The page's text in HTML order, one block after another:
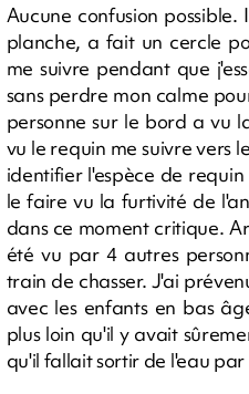
Aucune confusion possible.
planche, a fait un cercle
me suivre pendant que
sans perdre mon calme
personne sur le bord a vu
vu le requin me suivre vers
identifier l'espèce de
le faire vu la furtivité de
dans ce moment critique.
été vu par 4 autres
train de chasser. J'ai
avec les enfants en bas
plus loin qu'il y avait
qu'il fallait sortir de l'eau